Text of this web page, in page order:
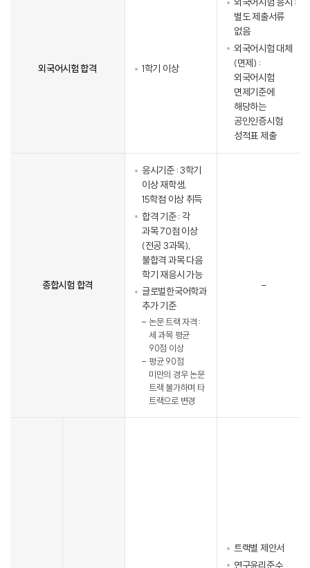
외국어시험 합격 1학기 이상
별도 제출서류
없음
외국어시험 대체
(면제) :
외국어시험
면제기준에
해당하는
공인인증시험
성적표 제출
종합시험 합격
응시기준 : 3학기
이상 재학생,
15학점 이상 취득
합격 기준 : 각
과목 70점 이상
(전공 3과목),
불합격 과목 다음
학기 재응시 가능
글로벌한국어학과
추가 기준
논문 트랙 자격 :
세 과목 평균
90점 이상
평균 90점
미만의 경우 논문
트랙 불가하며 타
트랙으로 변경
-
트랙별 제안서
연구윤리준수